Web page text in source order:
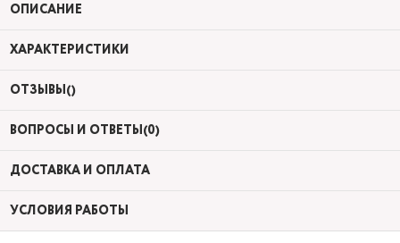
ОПИСАНИЕ
ХАРАКТЕРИСТИКИ
ОТЗЫВЫ()
ВОПРОСЫ И ОТВЕТЫ(0)
ДОСТАВКА И ОПЛАТА
УСЛОВИЯ РАБОТЫ